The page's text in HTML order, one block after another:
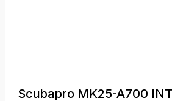
Scubapro MK25-A700 INT